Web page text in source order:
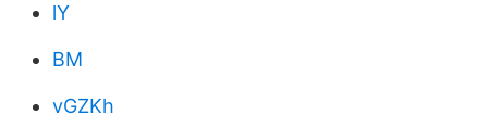
lY
BM
vGZKh